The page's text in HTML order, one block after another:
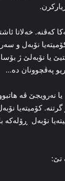
دکه‌. کۆمیته‌یا
په‌ڤچوونان ده‌…
نه‌رویجێ ڤه‌
کۆمیته‌یا
نۆبه‌ل
تێ: